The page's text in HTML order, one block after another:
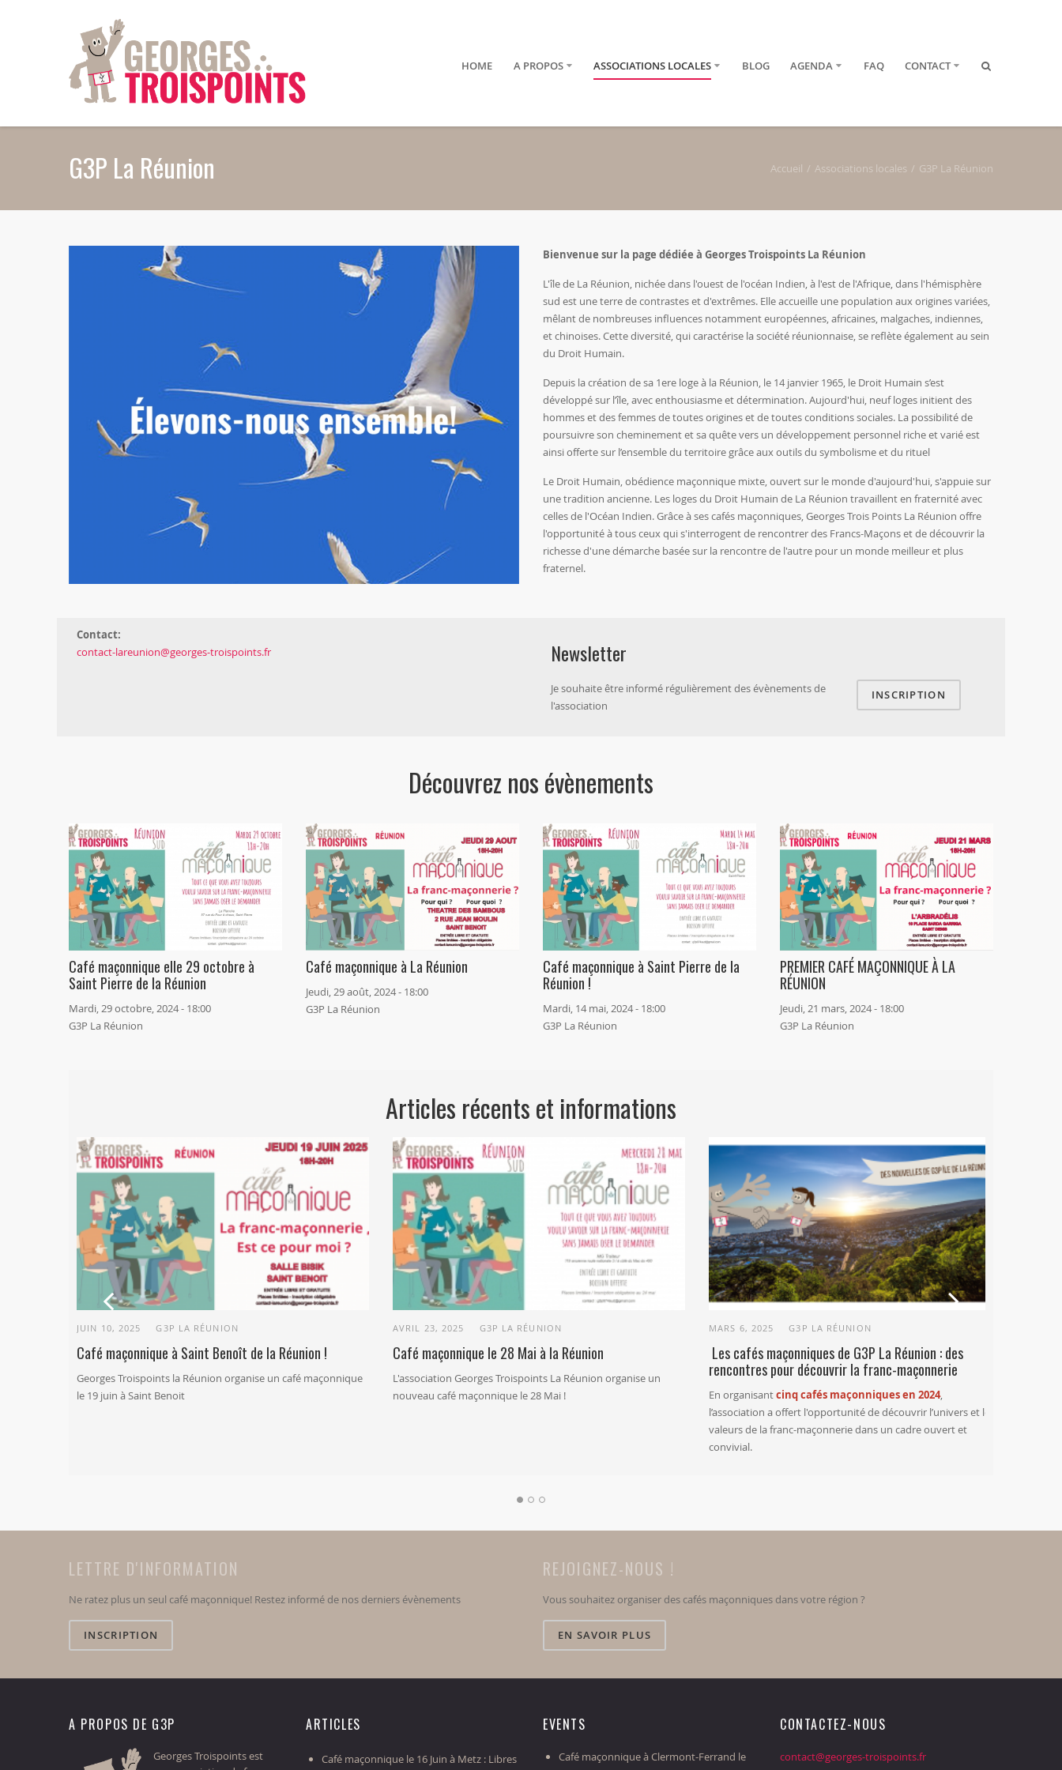
HOME A PROPOS ASSOCIATIONS LOCALES BLOG AGENDA FAQ CONTACT
G3P La Réunion Accueil Associations locales G3P La Réunion
Bienvenue sur la page dédiée à Georges Troispoints La Réunion
L'île de La Réunion, nichée dans l'ouest de l'océan Indien, à l'est de l'Afrique, dans l'hémisphère
sud est une terre de contrastes et d'extrêmes. Elle accueille une population aux origines variées,
mêlant de nombreuses influences notamment européennes, africaines, malgaches, indiennes,
et chinoises. Cette diversité, qui caractérise la société réunionnaise, se reflète également au sein
du Droit Humain.
Depuis la création de sa 1ere loge à la Réunion, le 14 janvier 1965, le Droit Humain s’est
développé sur l’île, avec enthousiasme et détermination. Aujourd'hui, neuf loges initient des
hommes et des femmes de toutes origines et de toutes conditions sociales. La possibilité de
poursuivre son cheminement et sa quête vers un développement personnel riche et varié est
ainsi offerte sur l’ensemble du territoire grâce aux outils du symbolisme et du rituel
Le Droit Humain, obédience maçonnique mixte, ouvert sur le monde d'aujourd'hui, s'appuie sur
une tradition ancienne. Les loges du Droit Humain de La Réunion travaillent en fraternité avec
celles de l'Océan Indien. Grâce à ses cafés maçonniques, Georges Trois Points La Réunion offre
l'opportunité à tous ceux qui s'interrogent de rencontrer des Francs-Maçons et de découvrir la
richesse d'une démarche basée sur la rencontre de l'autre pour un monde meilleur et plus
fraternel.
Contact:
contact-lareunion@georges-troispoints.fr
Newsletter
Je souhaite être informé régulièrement des évènements de
l'association
INSCRIPTION
Découvrez nos évènements
Café maçonnique elle 29 octobre à
Saint Pierre de la Réunion
Mardi, 29 octobre, 2024 - 18:00
G3P La Réunion
Café maçonnique à La Réunion
Jeudi, 29 août, 2024 - 18:00
G3P La Réunion
Café maçonnique à Saint Pierre de la
Réunion !
Mardi, 14 mai, 2024 - 18:00
G3P La Réunion
PREMIER CAFÉ MAÇONNIQUE À LA
RÉUNION
Jeudi, 21 mars, 2024 - 18:00
G3P La Réunion
Articles récents et informations
JUIN 10, 2025 G3P LA RÉUNION
Café maçonnique à Saint Benoît de la Réunion !
Georges Troispoints la Réunion organise un café maçonnique
le 19 juin à Saint Benoit
AVRIL 23, 2025 G3P LA RÉUNION
Café maçonnique le 28 Mai à la Réunion
L'association Georges Troispoints La Réunion organise un
nouveau café maçonnique le 28 Mai !
MARS 6, 2025 G3P LA RÉUNION
Les cafés maçonniques de G3P La Réunion : des
rencontres pour découvrir la franc-maçonnerie
En organisantcinq cafés maçonniques en 2024,
l’association a offert l'opportunité de découvrir l’univers et les
valeurs de la franc-maçonnerie dans un cadre ouvert et
convivial.
Previous
LETTRE D'INFORMATION
Ne ratez plus un seul café maçonnique! Restez informé de nos derniers évènements
INSCRIPTION
REJOIGNEZ-NOUS !
Vous souhaitez organiser des cafés maçonniques dans votre région ?
EN SAVOIR PLUS
A PROPOS DE G3P
Georges Troispoints est
ARTICLES
Café maçonnique le 16 Juin à Metz : Libres
EVENTS
Café maçonnique à Clermont-Ferrand le
CONTACTEZ-NOUS
contact@georges-troispoints.fr